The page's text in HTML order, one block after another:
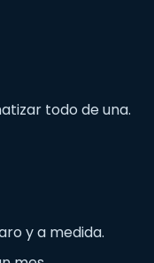
todo de una.
y a medida.